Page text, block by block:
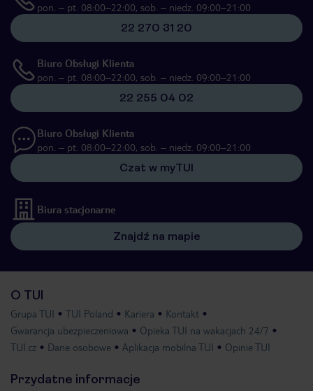
pon. – pt. 08:00–22:00, sob. – niedz. 09:00–21:00
22 270 31 20
Biuro Obsługi Klienta
pon. – pt. 08:00–22:00, sob. – niedz. 09:00–21:00
22 255 04 02
Biuro Obsługi Klienta
pon. – pt. 08:00–22:00, sob. – niedz. 09:00–21:00
Czat w myTUI
Biura stacjonarne
Znajdź na mapie
O TUI
Grupa TUI TUI Poland Kariera
Kontakt
Gwarancja ubezpieczeniowa
Opieka TUI na wakacjach 24/7
TUI.cz
Dane osobowe Aplikacja mobilna TUI Opinie TUI
Przydatne informacje